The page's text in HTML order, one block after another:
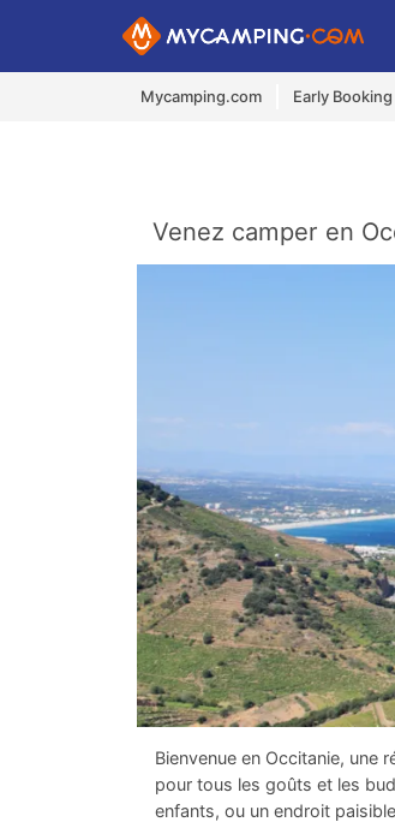
Mycamping.com Early
Venez camper en
Bienvenue en Occitanie, une
pour tous les goûts et les
enfants, ou un endroit